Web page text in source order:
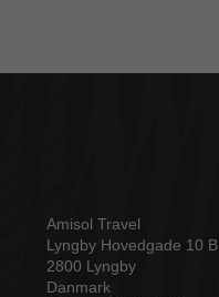
Amisol Travel
Lyngby Hovedgade 10 B
2800 Lyngby
Danmark